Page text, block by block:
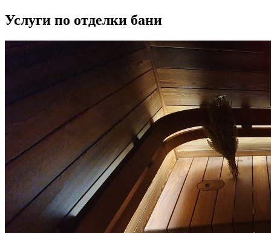
Услуги по отделки бани